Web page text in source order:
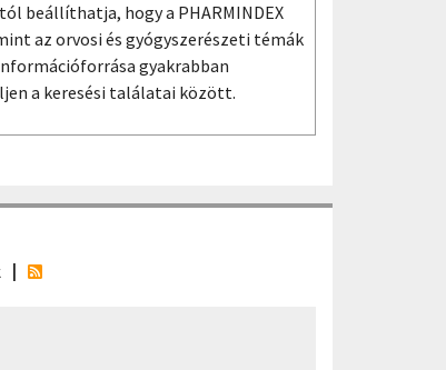
beállíthatja, hogy a PHARMINDEX
az orvosi és gyógyszerészeti témák
gyakrabban
a keresési találatai között.